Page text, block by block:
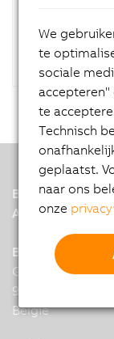
B&R
A member of
B&R
9820 Merelbeke
België
We
te
sociale
accepteren"
te
Technisch
geplaatst.
naar ons
onze